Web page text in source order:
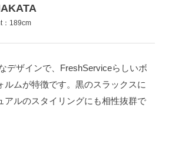
：189cm
デザインで、FreshServiceらしいボ
ルムが特徴です。黒のスラックスに
アルのスタイリングにも相性抜群で